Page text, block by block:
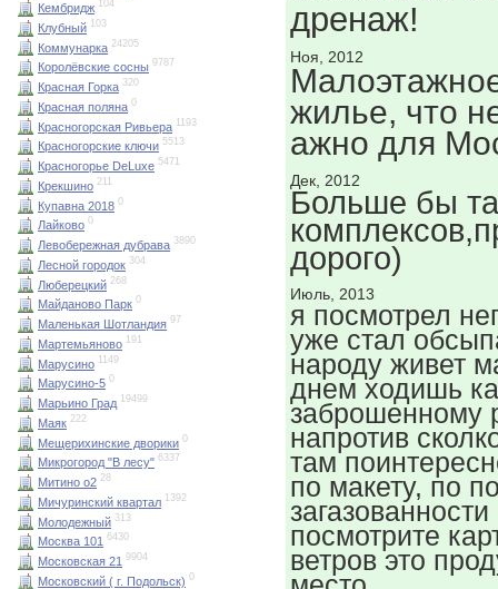
Кембридж 104
Клубный 103
Коммунарка 24205
Королёвские сосны 9787
Красная Горка 320
Красная поляна 0
Красногорская Ривьера 1193
Красногорские ключи 5513
Красногорье DeLuxe 5471
Крекшино 211
Купавна 2018 0
Лайково 0
Левобережная дубрава 3890
Лесной городок 304
Люберецкий 268
Майданово Парк 0
Маленькая Шотландия 97
Мартемьяново 191
Марусино 1149
Марусино-5 0
Марьино Град 19499
Маяк 222
Мещерихинские дворики 0
Микрогород "В лесу" 6337
Митино о2 28
Мичуринский квартал 1392
Молодежный 313
Москва 101 6430
Московская 21 9904
Московский ( г. Подольск) 0
дренаж!
Ноя, 2012
жилье, что
ажно для
Дек, 2012
Больше бы
дорого)
Июль, 2013
я посмотрел
уже стал
народу живет
днем ходишь
заброшенному
напротив
там
по макету, по
загазованности
посмотрите
ветров это